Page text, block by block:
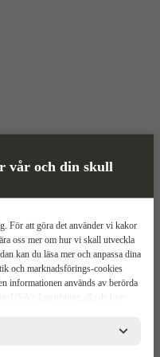
vår och din skull
För att göra det använder vi kakor
oss mer om hur vi skall utveckla
kan du läsa mer och anpassa dina
och marknadsförings-cookies
informationen används av berörda
USA:s lagstiftning alla de krav
måste lämna över uppgifter till
sådan begäran. Det kan dock